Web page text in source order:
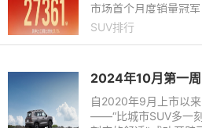
市场首个月度销量冠
反超，实现产品力与
SUV排行
2024年10月第一
自2020年9月上市以
——“比城市SUV多一